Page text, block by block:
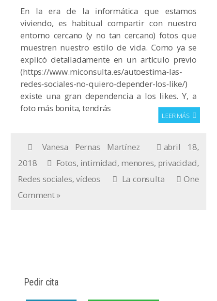
En la era de la informática que estamos
viviendo, es habitual compartir con nuestro
entorno cercano (y no tan cercano) fotos que
muestren nuestro estilo de vida. Como ya se
explicó detalladamente en un artículo previo
(https://www.miconsulta.es/autoestima-las-
redes-sociales-no-quiero-depender-los-like/)
existe una gran dependencia a los likes. Y, a
foto más bonita, tendrás
LEER MÁS
Vanesa Pernas Martínez
abril 18,
2018
Fotos, intimidad, menores, privacidad,
Redes sociales,vídeos La consulta
One
Comment »
Pedir cita